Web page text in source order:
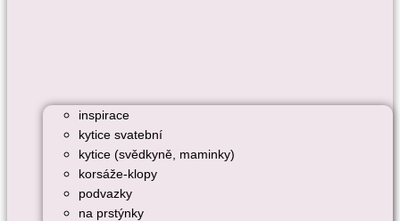
inspirace
kytice svatební
kytice (svědkyně, maminky)
korsáže-klopy
podvazky
na prstýnky